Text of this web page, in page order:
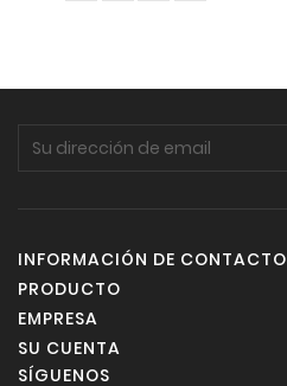
INFORMACIÓN DE CONTACTO
PRODUCTO
EMPRESA
SU CUENTA
SÍGUENOS